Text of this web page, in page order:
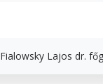
Fialowsky Lajos dr.